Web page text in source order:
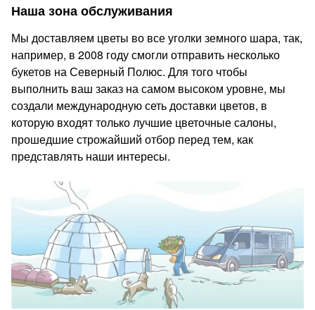
Наша зона обслуживания
Мы доставляем цветы во все уголки земного шара, так,
например, в 2008 году смогли отправить несколько
букетов на Северный Полюс. Для того чтобы
выполнить ваш заказ на самом высоком уровне, мы
создали международную сеть доставки цветов, в
которую входят только лучшие цветочные салоны,
прошедшие строжайший отбор перед тем, как
представлять наши интересы.